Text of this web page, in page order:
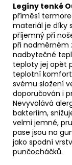
Legíny tenké
příměsí
materiál je díky
příjemný při
při nadměrném
nadbytečné
teploty jej opět
teplotní
svému složení
doporučován i
Nevyvolává
bakteriím,
velmi jemné,
pase jsou na
jako spodní
punčocháčků.